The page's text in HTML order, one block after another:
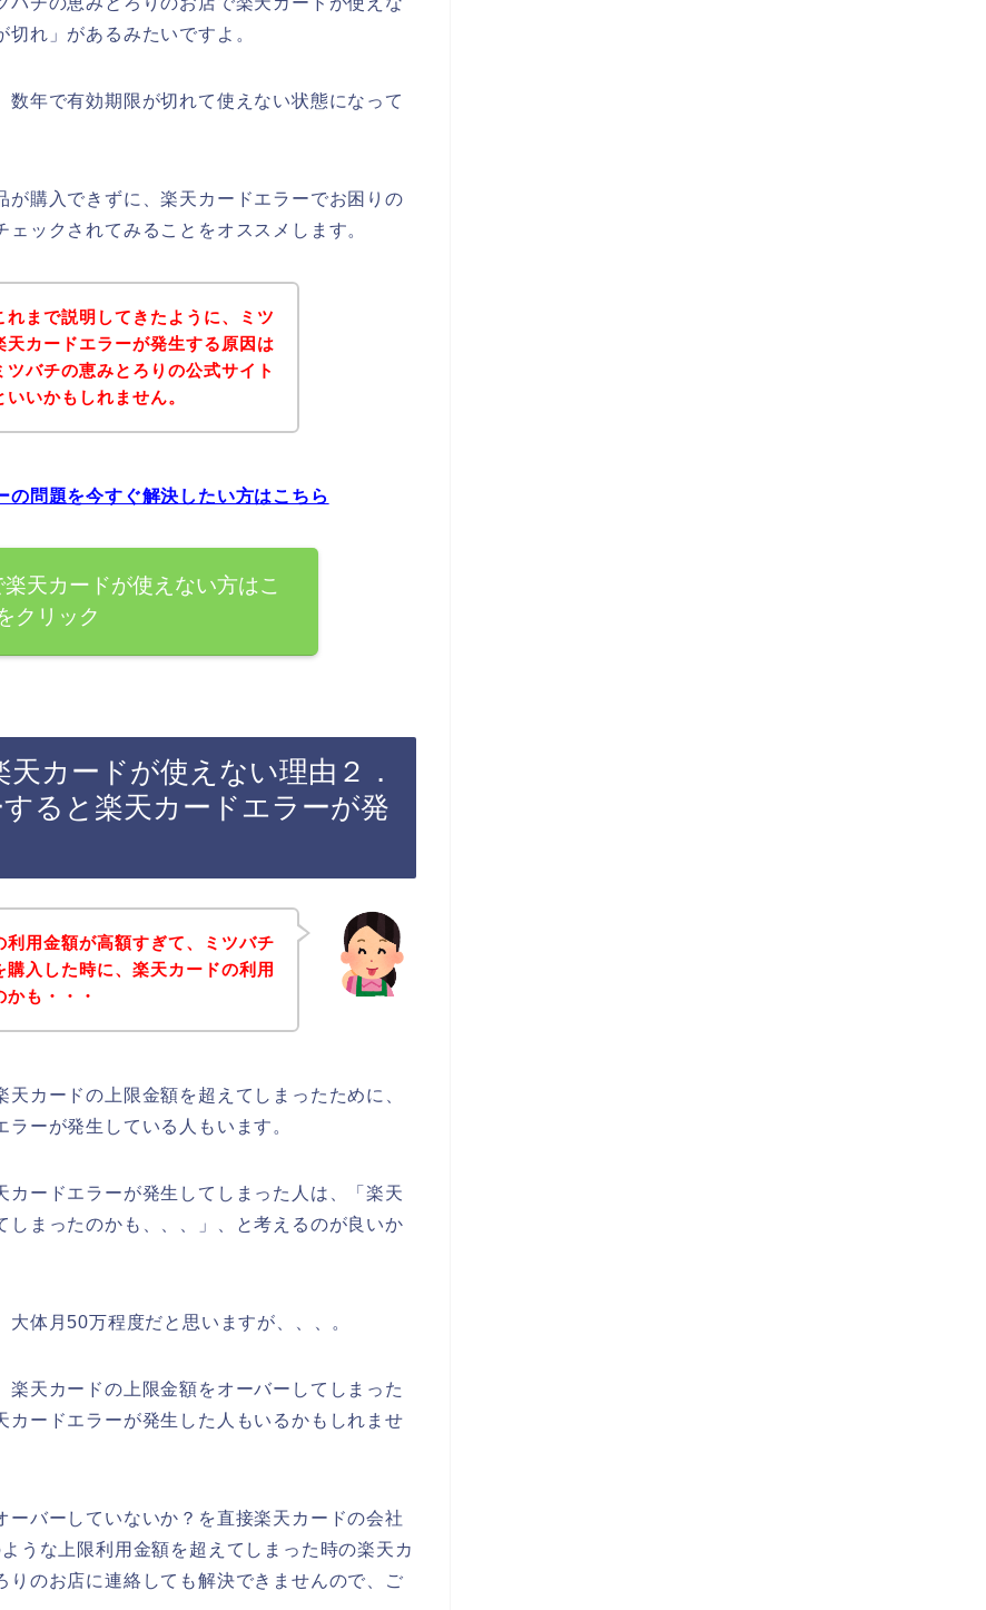
れ」があるみたいですよ。
年で有効期限が切れて使えない状態になって
購入できずに、楽天カードエラーでお困りの
ックされてみることをオススメします。
まで説明してきたように、ミツ
カードエラーが発生する原因は
バチの恵みとろりの公式サイト
いかもしれません。
の問題を今すぐ解決したい方はこちら
天カードが使えない方はこ
クリック
カードが使えない理由２．
すると楽天カードエラーが発
利用金額が高額すぎて、ミツバチ
入した時に、楽天カードの利用
も・・・
カードの上限金額を超えてしまったために、
ーが発生している人もいます。
ードエラーが発生してしまった人は、「楽天
まったのかも、、、」、と考えるのが良いか
体月50万程度だと思いますが、、、。
天カードの上限金額をオーバーしてしまった
ードエラーが発生した人もいるかもしれませ
バーしていないか？を直接楽天カードの会社
うな上限利用金額を超えてしまった時の楽天カ
のお店に連絡しても解決できませんので、ご